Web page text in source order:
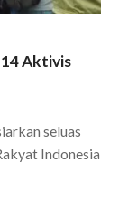
Aktivis
seluas
Indonesia